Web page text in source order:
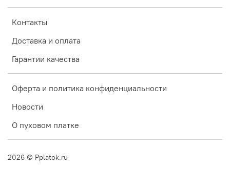
Контакты
Доставка и оплата
Гарантии качества
Оферта и политика конфиденциальности
Новости
О пуховом платке
2026 © Pplatok.ru